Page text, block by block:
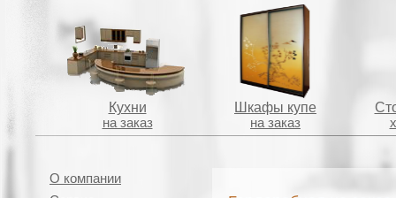
Кухни
на заказ
Шкафы купе
на заказ
О компании